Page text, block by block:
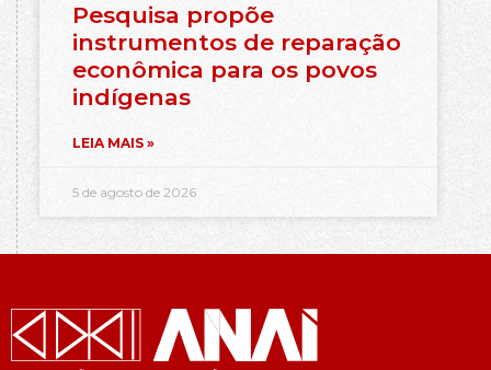
Pesquisa propõe
instrumentos de reparação
econômica para os povos
indígenas
LEIA MAIS »
5 de agosto de 2026